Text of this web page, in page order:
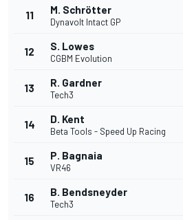
11 M. Schrötter
Dynavolt Intact GP
12 S. Lowes
CGBM Evolution
13 R. Gardner
Tech3
14 D. Kent
Beta Tools - Speed Up Racing
15 P. Bagnaia
VR46
16 B. Bendsneyder
Tech3